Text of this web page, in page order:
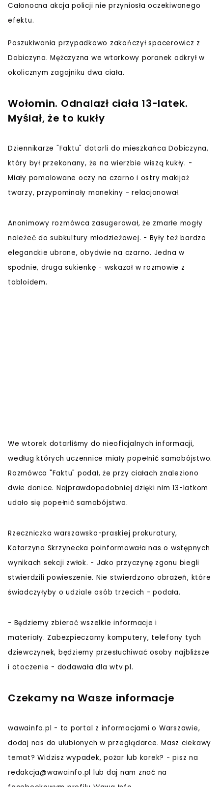
Całonocna akcja policji nie przyniosła oczekiwanego
efektu.
Poszukiwania przypadkowo zakończył spacerowicz z
Dobiczyna. Mężczyzna we wtorkowy poranek odkrył w
okolicznym zagajniku dwa ciała.
Wołomin. Odnalazł ciała 13-latek.
Myślał, że to kukły
Dziennikarze "Faktu" dotarli do mieszkańca Dobiczyna,
który był przekonany, że na wierzbie wiszą kukły. -
Miały pomalowane oczy na czarno i ostry makijaż
twarzy, przypominały manekiny - relacjonował.
Anonimowy rozmówca zasugerował, że zmarłe mogły
należeć do subkultury młodzieżowej. - Były też bardzo
eleganckie ubrane, obydwie na czarno. Jedna w
spodnie, druga sukienkę - wskazał w rozmowie z
tabloidem.
We wtorek dotarliśmy do nieoficjalnych informacji,
według których uczennice miały popełnić samobójstwo.
Rozmówca "Faktu" podał, że przy ciałach znaleziono
dwie donice. Najprawdopodobniej dzięki nim 13-latkom
udało się popełnić samobójstwo.
Rzeczniczka warszawsko-praskiej prokuratury,
Katarzyna Skrzynecka poinformowała nas o wstępnych
wynikach sekcji zwłok. - Jako przyczynę zgonu biegli
stwierdzili powieszenie. Nie stwierdzono obrażeń, które
świadczyłyby o udziale osób trzecich - podała.
- Będziemy zbierać wszelkie informacje i
materiały. Zabezpieczamy komputery, telefony tych
dziewczynek, będziemy przesłuchiwać osoby najbliższe
i otoczenie - dodawała dla wtv.pl.
Czekamy na Wasze informacje
wawainfo.pl - to portal z informacjami o Warszawie,
dodaj nas do ulubionych w przeglądarce. Masz ciekawy
temat? Widzisz wypadek, pożar lub korek? - pisz na
redakcja@wawainfo.pl lub daj nam znać na